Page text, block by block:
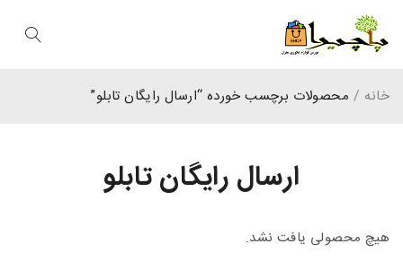
ارسال رایگان تابلو
خانه / محصولات برچسب خورده “ارسال رایگان تابلو”
هیچ محصولی یافت نشد.